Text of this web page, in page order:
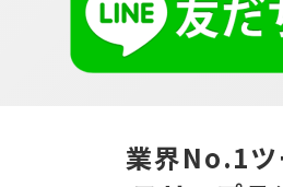
業界No.1ツ